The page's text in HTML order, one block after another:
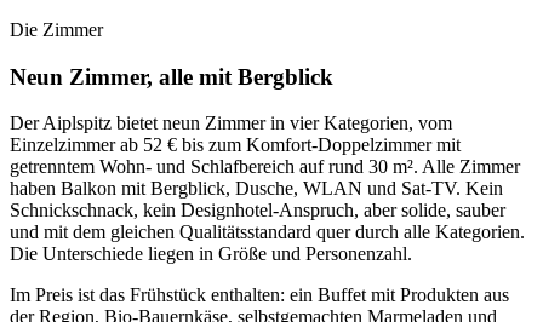
Die Zimmer
Neun Zimmer, alle mit Bergblick
Der Aiplspitz bietet neun Zimmer in vier Kategorien, vom
Einzelzimmer ab 52 € bis zum Komfort-Doppelzimmer mit
getrenntem Wohn- und Schlafbereich auf rund 30 m². Alle Zimmer
haben Balkon mit Bergblick, Dusche, WLAN und Sat-TV. Kein
Schnickschnack, kein Designhotel-Anspruch, aber solide, sauber
und mit dem gleichen Qualitätsstandard quer durch alle Kategorien.
Die Unterschiede liegen in Größe und Personenzahl.
Im Preis ist das Frühstück enthalten: ein Buffet mit Produkten aus
der Region, Bio-Bauernkäse, selbstgemachten Marmeladen und